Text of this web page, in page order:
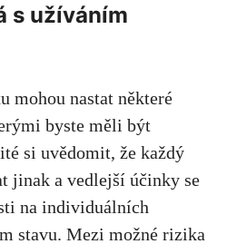
s užíváním
mohou nastat některé
byste měli být
si uvědomit, že každý
jinak a vedlejší účinky se
na individuálních
stavu. Mezi možné rizika